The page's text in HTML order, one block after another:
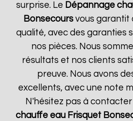
surprise. Le Dépannage
Bonsecours vous garantit
qualité, avec des garanties
nos pièces. Nous
résultats et nos clients
preuve. Nous avons
excellents, avec une note
N'hésitez pas à contacter
chauffe eau Frisquet